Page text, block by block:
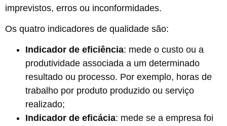
imprevistos, erros ou inconformidades.
Os quatro indicadores de qualidade são:
Indicador de eficiência: mede o custo ou a
produtividade associada a um determinado
resultado ou processo. Por exemplo, horas de
trabalho por produto produzido ou serviço
realizado;
Indicador de eficácia: mede se a empresa foi